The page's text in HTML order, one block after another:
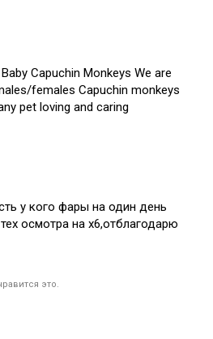
Capuchin Monkeys We are
females Capuchin monkeys
pet loving and caring
у кого фары на один день
осмотра на х6,отблагодарю
это.